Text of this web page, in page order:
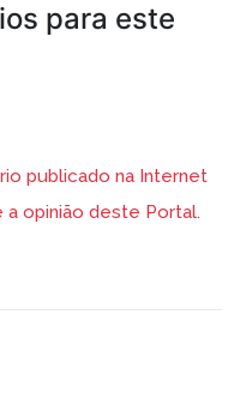
para este
publicado na Internet
opinião deste Portal.